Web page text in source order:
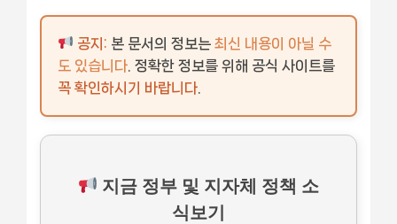
공지: 본 문서의 정보는최신 내용이 아닐 수
도 있습니다 . 정확한 정보를 위해 공식 사이트를
꼭 확인하시기 바랍니다
지금 정부 및 지자체 정책 소
식보기